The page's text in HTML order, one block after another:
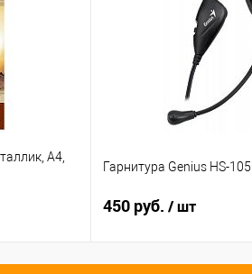
А4,
Гарнитура Genius HS-105
450 руб. / шт